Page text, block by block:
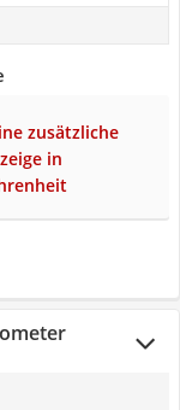
zusätzliche
in